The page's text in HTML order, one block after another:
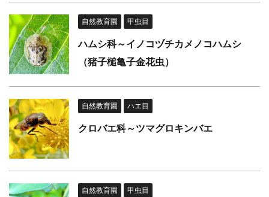
自然教育園 甲虫目
ハムシ科～イノコヅチカメノコハムシ
（猪子槌亀子金花虫）
自然教育園 ハエ目
クロバエ科～ツマグロキンバエ
自然教育園 甲虫目